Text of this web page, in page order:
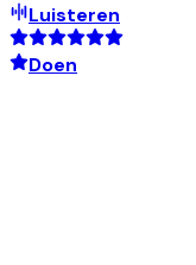
Luisteren
Doen